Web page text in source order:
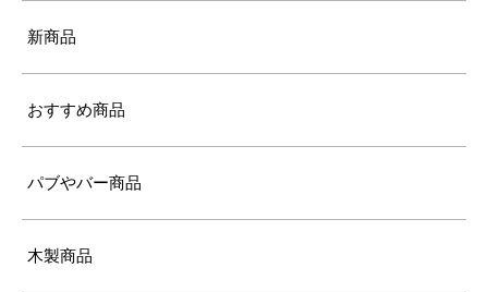
新商品
おすすめ商品
パブやバー商品
木製商品